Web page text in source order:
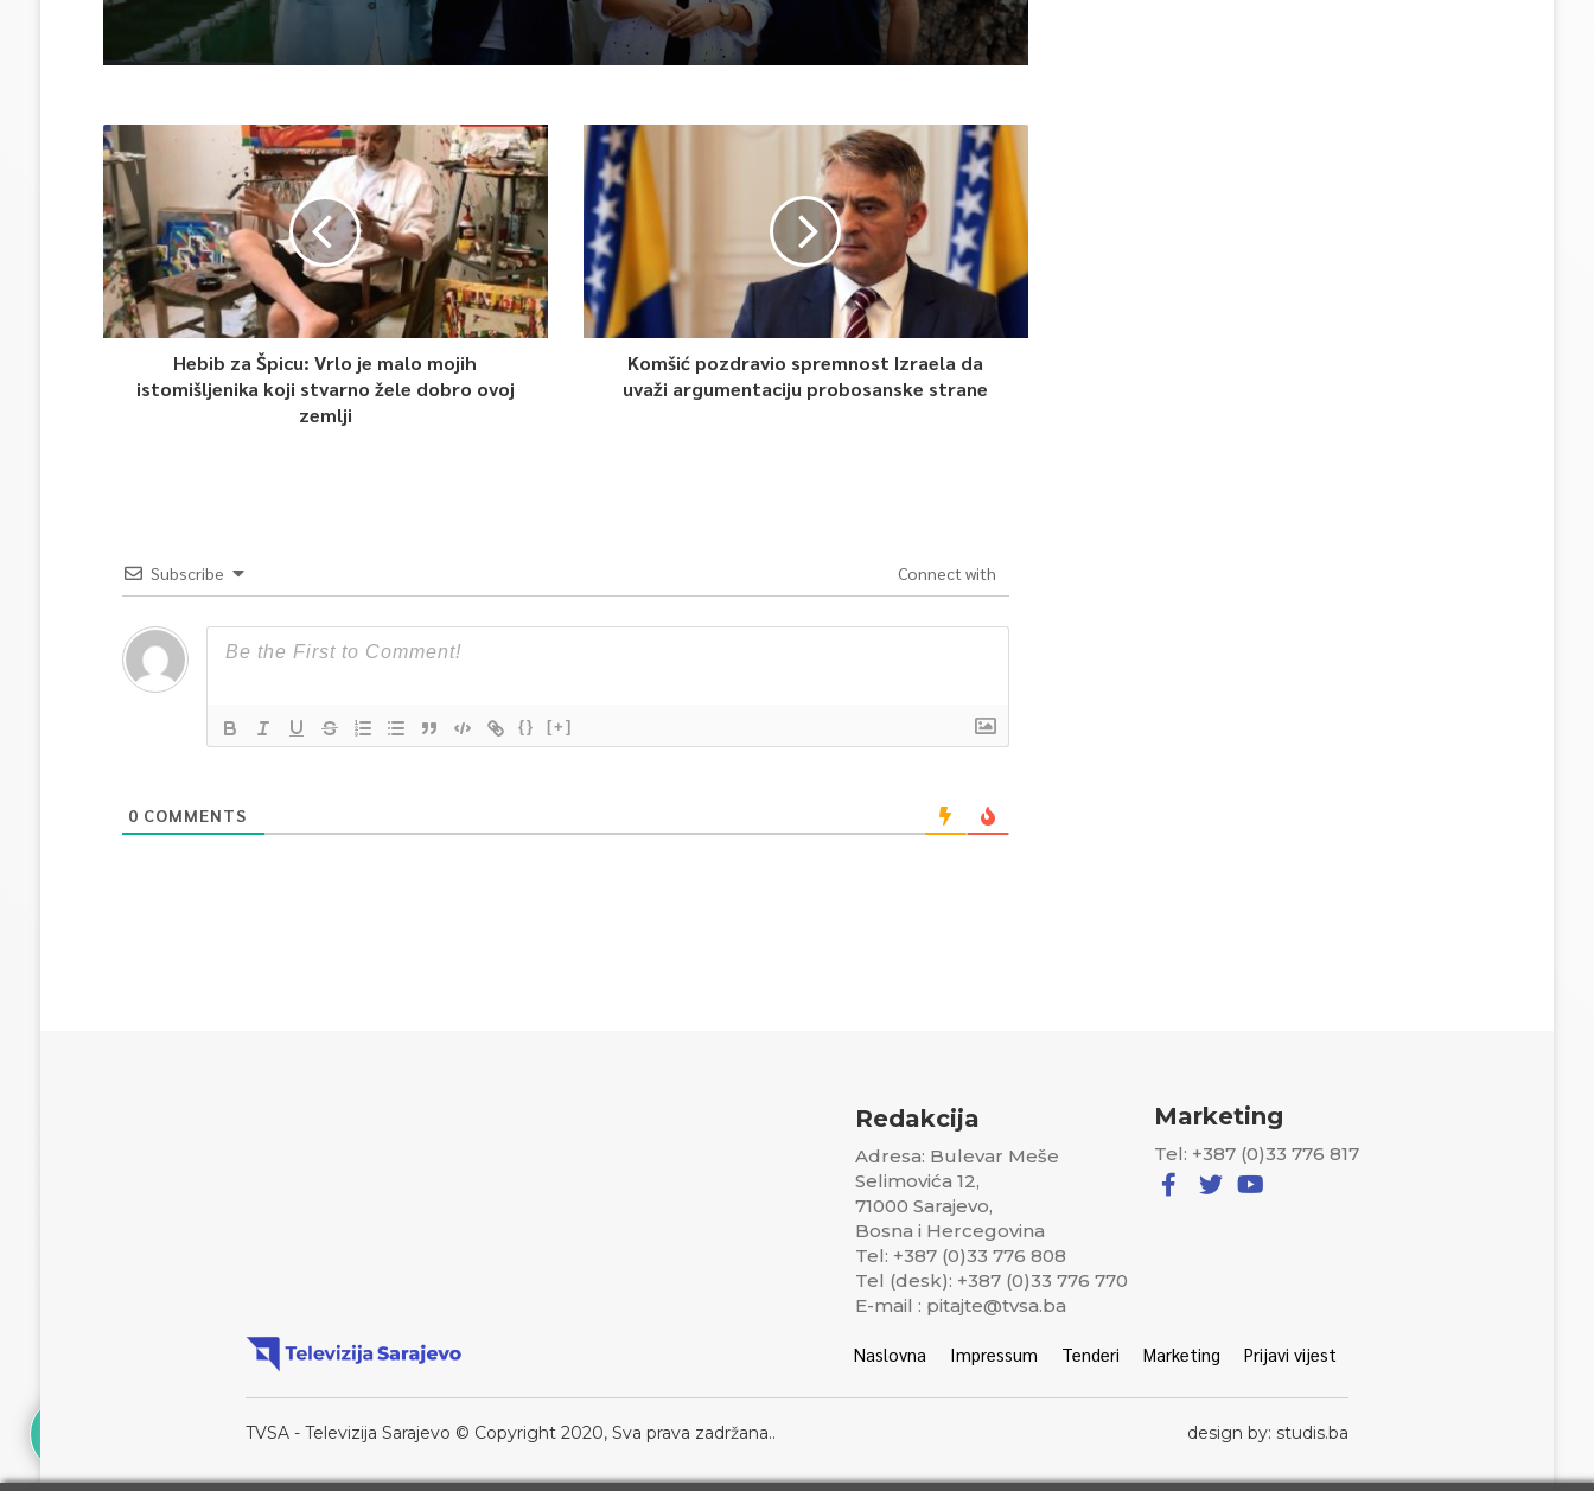
Hebib za Špicu: Vrlo je malo mojih
istomišljenika koji stvarno žele dobro ovoj
zemlji
Komšić pozdravio spremnost Izraela da
uvaži argumentaciju probosanske strane
Subscribe Connect with
{} [+]
0 COMMENTS
Redakcija
Adresa: Bulevar Meše
Selimovića 12,
71000 Sarajevo,
Bosna i Hercegovina
Tel: +387 (0)33 776 808
Tel (desk): +387 (0)33 776 770
E-mail : pitajte@tvsa.ba
Marketing
Tel: +387 (0)33 776 817
Naslovna Impressum Tenderi Marketing Prijavi vijest
TVSA - Televizija Sarajevo © Copyright 2020, Sva prava zadržana.. design by: studis.ba